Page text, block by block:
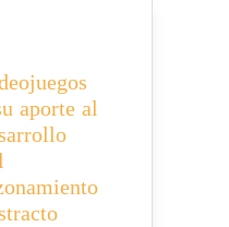
aporte al